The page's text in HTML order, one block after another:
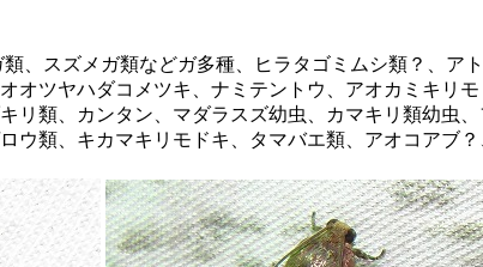
スズメガ類などガ多種、ヒラタゴミムシ類？、ア
オツヤハダコメツキ、ナミテントウ、アオカミキリ
リ類、カンタン、マダラスズ幼虫、カマキリ類幼虫
ウ類、キカマキリモドキ、タマバエ類、アオコアブ